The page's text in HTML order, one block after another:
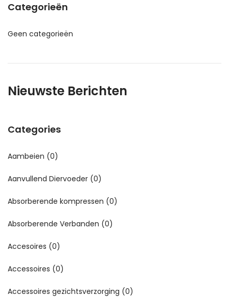
Categorieën
Geen categorieën
Nieuwste Berichten
Categories
Aambeien (0)
Aanvullend Diervoeder (0)
Absorberende kompressen (0)
Absorberende Verbanden (0)
Accesoires (0)
Accessoires (0)
Accessoires gezichtsverzorging (0)